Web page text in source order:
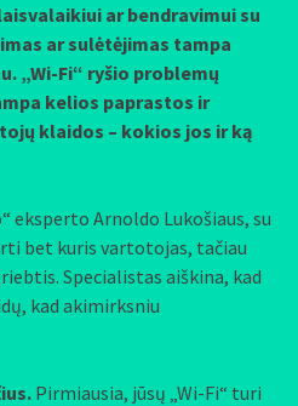
ar bendravimui su
ar sulėtėjimas tampa
„Wi-Fi“ ryšio problemų
kelios paprastos ir
klaidos – kokios jos ir ką
eksperto Arnoldo Lukošiaus, su
bet kuris vartotojas, tačiau
Specialistas aiškina, kad
kad akimirksniu
Pirmiausia, jūsų „Wi-Fi“ turi